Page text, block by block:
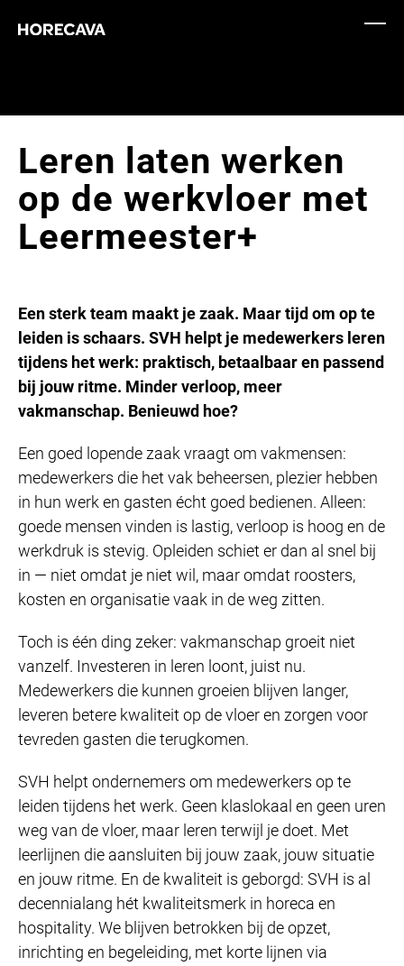
Leren laten werken
op de werkvloer met
Leermeester+
Een sterk team maakt je zaak. Maar tijd om op te
leiden is schaars. SVH helpt je medewerkers leren
tijdens het werk: praktisch, betaalbaar en passend
bij jouw ritme. Minder verloop, meer
vakmanschap. Benieuwd hoe?
Een goed lopende zaak vraagt om vakmensen:
medewerkers die het vak beheersen, plezier hebben
in hun werk en gasten écht goed bedienen. Alleen:
goede mensen vinden is lastig, verloop is hoog en de
werkdruk is stevig. Opleiden schiet er dan al snel bij
in — niet omdat je niet wil, maar omdat roosters,
kosten en organisatie vaak in de weg zitten.
Toch is één ding zeker: vakmanschap groeit niet
vanzelf. Investeren in leren loont, juist nu.
Medewerkers die kunnen groeien blijven langer,
leveren betere kwaliteit op de vloer en zorgen voor
tevreden gasten die terugkomen.
SVH helpt ondernemers om medewerkers op te
leiden tijdens het werk. Geen klaslokaal en geen uren
weg van de vloer, maar leren terwijl je doet. Met
leerlijnen die aansluiten bij jouw zaak, jouw situatie
en jouw ritme. En de kwaliteit is geborgd: SVH is al
decennialang hét kwaliteitsmerk in horeca en
hospitality. We blijven betrokken bij de opzet,
inrichting en begeleiding, met korte lijnen via